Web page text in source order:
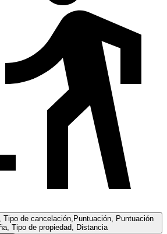
Tipo de cancelación,Puntuación, Puntuación
Tipo de propiedad, Distancia